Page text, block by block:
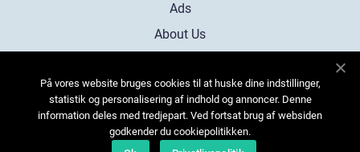
Ads
About Us
Contact
Sitemap
På vores website bruges cookies til at huske dine indstillinger,
statistik og personalisering af indhold og annoncer. Denne
information deles med tredjepart. Ved fortsat brug af websiden
godkender du cookiepolitikken.